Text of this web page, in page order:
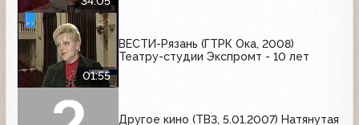
01:55
ВЕСТИ-Рязань (ГТРК Ока, 2008)
Театру-студии Экспромт - 10 лет
Другое кино (ТВ3, 5.01.2007) Натянутая